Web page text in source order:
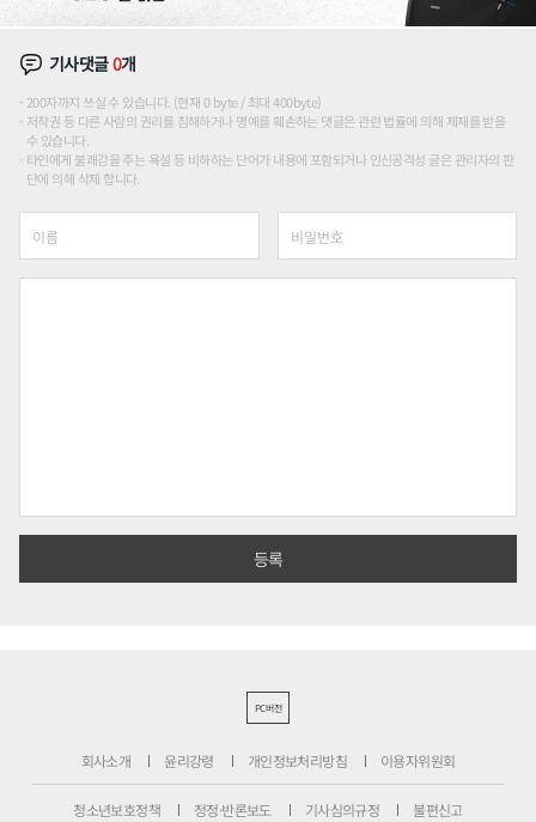
기사댓글0개
200자까지 쓰실 수 있습니다. (현재 0 byte / 최대 400byte)
저작권 등 다른 사람의 권리를 침해하거나 명예를 훼손하는 댓글은 관련 법률에 의해 제재를 받을
수 있습니다.
타인에게 불쾌감을 주는 욕설 등 비하하는 단어가 내용에 포함되거나 인신공격성 글은 관리자의 판
단에 의해 삭제 합니다.
PC버전
회사소개 윤리강령 개인정보처리방침 이용자위원회
청소년보호정책 정정·반론보도 기사심의규정 불편신고